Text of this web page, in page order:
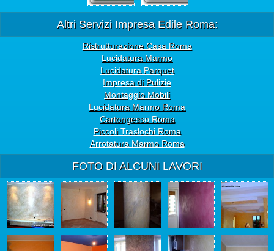
Altri Servizi Impresa Edile Roma:
Ristrutturazione Casa Roma
Lucidatura Marmo
Lucidatura Parquet
Impresa di Pulizie
Montaggio Mobili
Lucidatura Marmo Roma
Cartongesso Roma
Piccoli Traslochi Roma
Arrotatura Marmo Roma
FOTO DI ALCUNI LAVORI